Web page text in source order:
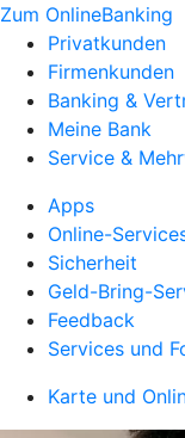
Zum OnlineBanking
Privatkunden
Firmenkunden
Banking &
Meine Bank
Service &
Apps
Online-
Sicherheit
Geld-Bring-
Feedback
Services und
Karte und